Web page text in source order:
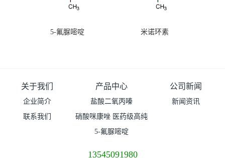
5-氟脲嘧啶 米诺环素
关于我们
企业简介
联系我们
产品中心
盐酸二氧丙嗪
硝酸咪康唑 医药级高纯
度99%原粉
5-氟脲嘧啶
公司新闻
新闻资讯
13545091980